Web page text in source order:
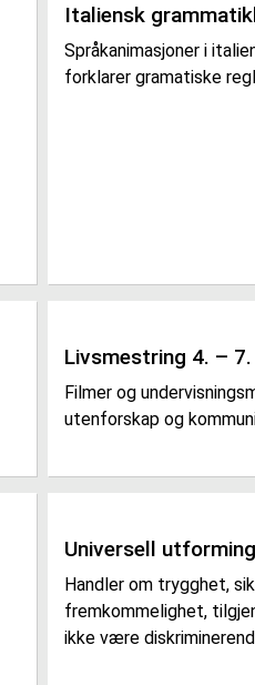
Italiensk
Språkanimasjoner i
forklarer gramatiske
Livsmestring 4. –
Filmer og
utenforskap og
Universell
Handler om trygghet,
fremkommelighet,
ikke være